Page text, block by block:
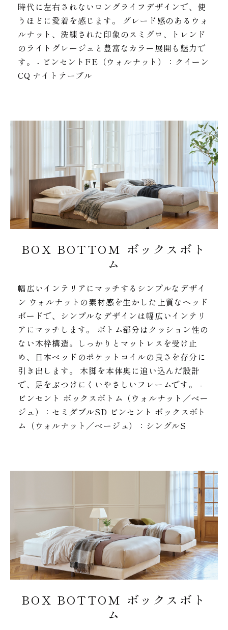
時代に左右されないロングライフデザインで、使
うほどに愛着を感じます。 グレード感のあるウォ
ルナット、洗練された印象のスミグロ、トレンド
のライトグレージュと豊富なカラー展開も魅力で
す。 - ビンセントFE（ウォルナット）：クイーン
CQ ナイトテーブル
BOX BOTTOM ボックスボト
ム
幅広いインテリアにマッチするシンプルなデザイ
ン ウォルナットの素材感を生かした上質なヘッド
ボードで、シンプルなデザインは幅広いインテリ
アにマッチします。 ボトム部分はクッション性の
ない木枠構造。しっかりとマットレスを受け止
め、日本ベッドのポケットコイルの良さを存分に
引き出します。 木脚を本体奥に追い込んだ設計
で、足をぶつけにくいやさしいフレームです。 -
ビンセント ボックスボトム（ウォルナット／ベー
ジュ）：セミダブルSD ビンセント ボックスボト
ム（ウォルナット／ベージュ）：シングルS
BOX BOTTOM ボックスボト
ム